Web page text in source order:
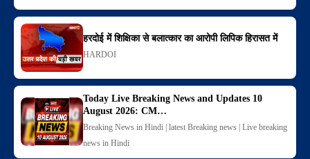
हरदोई में शिक्षिका से बलात्कार का आरोपी लिपिक हिरासत में
HARDOI
Today Live Breaking News and Updates 10
August 2026: CM…
Breaking News in Hindi | latest Breaking news | Live breaking
news in Hindi